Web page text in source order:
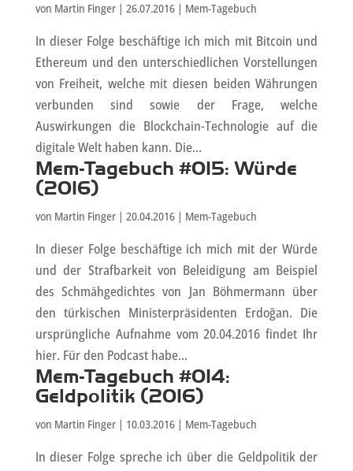
von Martin Finger| 26.07.2016| Mem-Tagebuch
In dieser Folge beschäftige ich mich mit Bitcoin und
Ethereum und den unterschiedlichen Vorstellungen
von Freiheit, welche mit diesen beiden Währungen
verbunden sind sowie der Frage, welche
Auswirkungen die Blockchain-Technologie auf die
digitale Welt haben kann. Die...
Mem-Tagebuch #015: Würde
(2016)
von Martin Finger| 20.04.2016| Mem-Tagebuch
In dieser Folge beschäftige ich mich mit der Würde
und der Strafbarkeit von Beleidigung am Beispiel
des Schmähgedichtes von Jan Böhmermann über
den türkischen Ministerpräsidenten Erdoğan. Die
ursprüngliche Aufnahme vom 20.04.2016 findet Ihr
hier. Für den Podcast habe...
Mem-Tagebuch #014:
Geldpolitik (2016)
von Martin Finger| 10.03.2016| Mem-Tagebuch
In dieser Folge spreche ich über die Geldpolitik der